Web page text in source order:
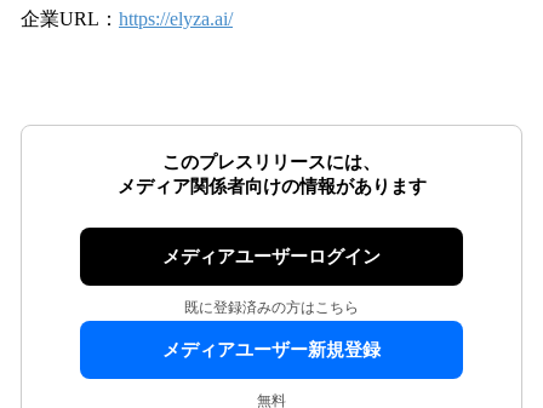
企業URL： https://elyza.ai/
このプレスリリースには、
メディア関係者向けの情報があります
メディアユーザーログイン
既に登録済みの方はこちら
メディアユーザー新規登録
無料